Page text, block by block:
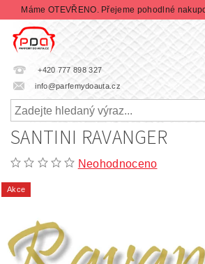
Máme OTEVŘENO. Přejeme pohodlné
+420 777 898 327
info@parfemydoauta.cz
SANTINI RAVANGER
Neohodnoceno
Akce